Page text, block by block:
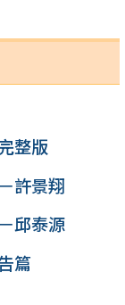
整版
許景翔
邱泰源
篇